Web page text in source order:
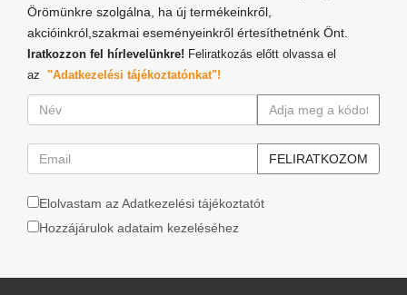
Örömünkre szolgálna, ha új termékeinkről,
akcióinkról,szakmai eseményeinkről értesíthetnénk Önt.
Iratkozzon fel hírlevelünkre! Feliratkozás előtt olvassa el
az "Adatkezelési tájékoztatónkat"!
Elolvastam az Adatkezelési tájékoztatót
Hozzájárulok adataim kezeléséhez